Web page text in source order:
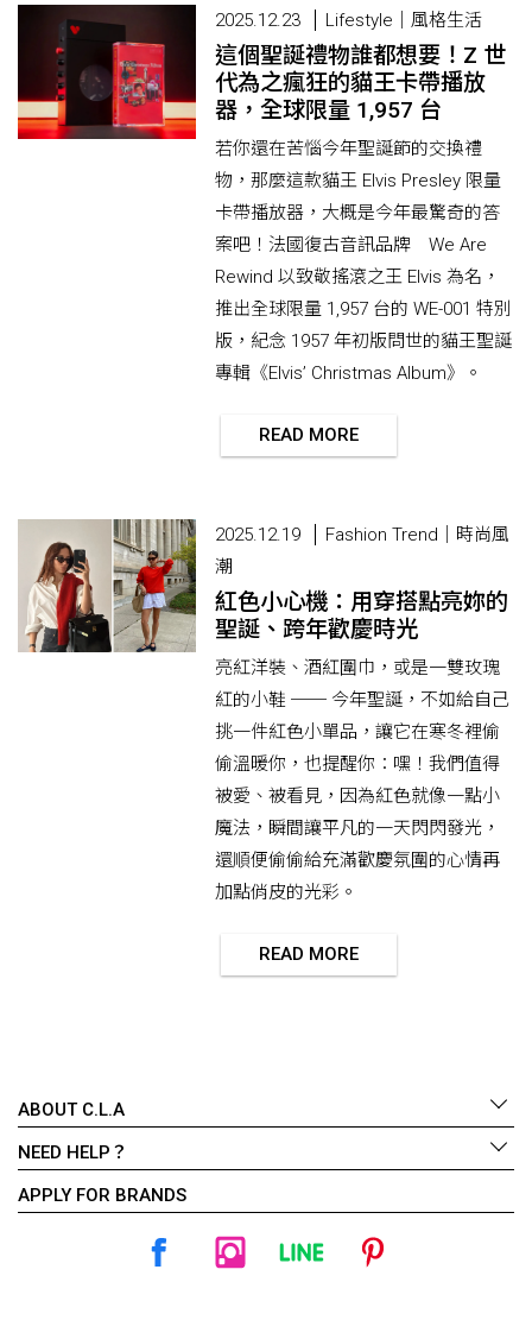
2025.12.23 Lifestyle｜風格生活
這個聖誕禮物誰都想要！Z 世
代為之瘋狂的貓王卡帶播放
器，全球限量 1,957 台
若你還在苦惱今年聖誕節的交換禮
物，那麼這款貓王 Elvis Presley 限量
卡帶播放器，大概是今年最驚奇的答
案吧！法國復古音訊品牌 We Are
Rewind 以致敬搖滾之王 Elvis 為名，
推出全球限量 1,957 台的 WE-001 特別
版，紀念 1957 年初版問世的貓王聖誕
專輯《Elvis’ Christmas Album》。
READ MORE
2025.12.19
Fashion Trend｜時尚風
潮
紅色小心機：用穿搭點亮妳的
聖誕、跨年歡慶時光
亮紅洋裝、酒紅圍巾，或是一雙玫瑰
紅的小鞋 ── 今年聖誕，不如給自己
挑一件紅色小單品，讓它在寒冬裡偷
偷溫暖你，也提醒你：嘿！我們值得
被愛、被看見，因為紅色就像一點小
魔法，瞬間讓平凡的一天閃閃發光，
還順便偷偷給充滿歡慶氛圍的心情再
加點俏皮的光彩。
READ MORE
ABOUT C.L.A
NEED HELP？
APPLY FOR BRANDS